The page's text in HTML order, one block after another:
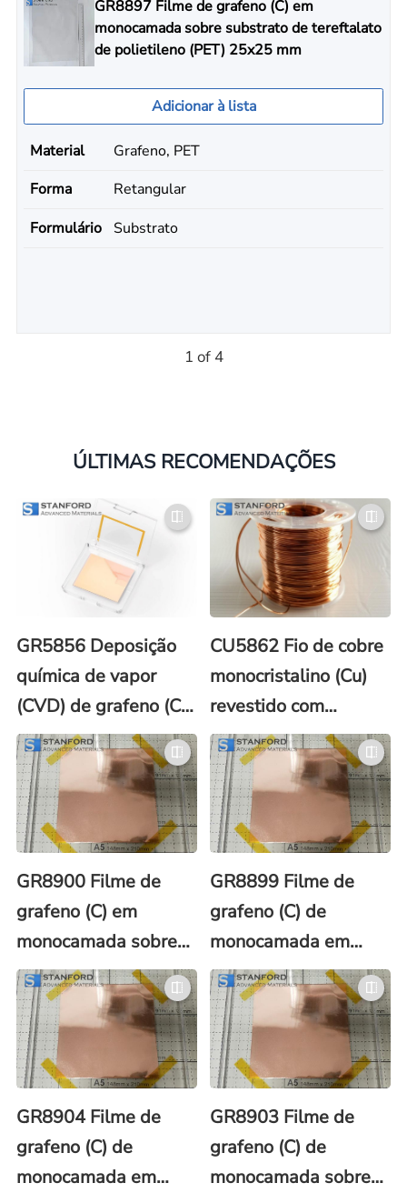
GR8897 Filme de grafeno (C) em
monocamada sobre substrato de tereftalato
de polietileno (PET) 25x25 mm
Adicionar à lista
Material
Grafeno, PET
Forma
Retangular
Formulário
Substrato
1 of 4
ÚLTIMAS RECOMENDAÇÕES
GR5856 Deposição
química de vapor
(CVD) de grafeno (C)
em cobre (revestido
com poli(metacrilato
de metila) (PMMA))
CU5862 Fio de cobre
monocristalino (Cu)
revestido com
grafeno (C)
GR8900 Filme de
grafeno (C) em
monocamada sobre
folha de cobre (Cu)
60x40 mm
GR8899 Filme de
grafeno (C) de
monocamada em
folha de cobre (Cu)
Dia. 12 mm com
revestimento de
PMMA
GR8904 Filme de
grafeno (C) de
monocamada em
GR8903 Filme de
grafeno (C) de
monocamada sobre